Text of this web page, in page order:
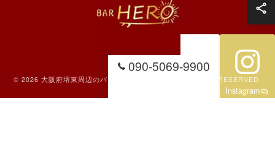
090-5069-9900
Instagram
© 2026 大阪府堺東周辺のバーならBAR HERO ALL RIGHTS RESERVED.